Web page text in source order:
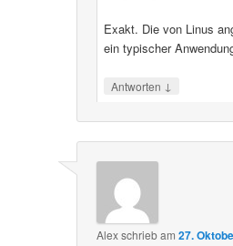
Exakt. Die von Linus
ein typischer
Antworten ↓
Alexschriebam27.